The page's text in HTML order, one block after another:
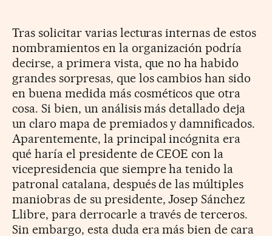
Tras solicitar varias lecturas internas de estos
nombramientos en la organización podría
decirse, a primera vista, que no ha habido
grandes sorpresas, que los cambios han sido
en buena medida más cosméticos que otra
cosa. Si bien, un análisis más detallado deja
un claro mapa de premiados y damnificados.
Aparentemente, la principal incógnita era
qué haría el presidente de CEOE con la
vicepresidencia que siempre ha tenido la
patronal catalana, después de las múltiples
maniobras de su presidente, Josep Sánchez
Llibre, para derrocarle a través de terceros.
Sin embargo, esta duda era más bien de cara